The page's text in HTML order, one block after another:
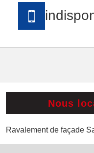
Nous
Ravalement de façade